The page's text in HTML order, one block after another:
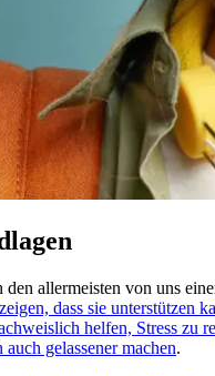
allermeisten von uns
dass sie unterstützen
helfen, Stress zu
gelas­se­ner machen.